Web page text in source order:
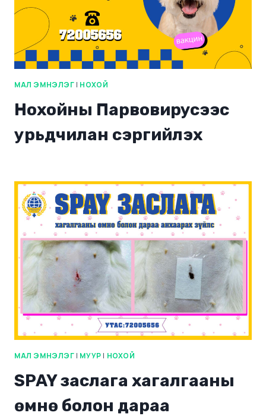
МАЛ ЭМНЭЛЭГ | НОХОЙ
Нохойны Парвовирусээс
урьдчилан сэргийлэх
МАЛ ЭМНЭЛЭГ | МУУР | НОХОЙ
SPAY заслага хагалгааны
өмнө болон дараа